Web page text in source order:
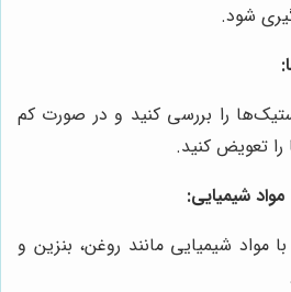
شود.
را بررسی کنید و در صورت کم
تعویض کنید.
شیمیایی:
مواد شیمیایی مانند روغن، بنزین و